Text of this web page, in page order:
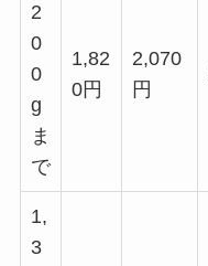
2
0
0
g
ま
で
1,82
0円
2,070
円
1,
3